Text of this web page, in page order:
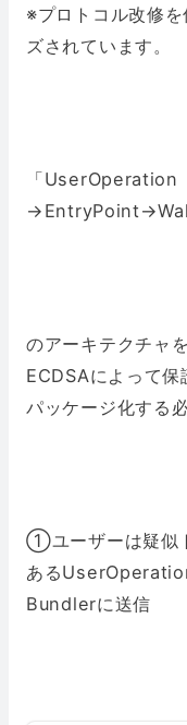
※プロトコル改修
ズされています。
「UserOperation
のアーキテクチャ
ECDSAによって
パッケージ化する
①ユーザーは疑似
ある
Bundlerに送信